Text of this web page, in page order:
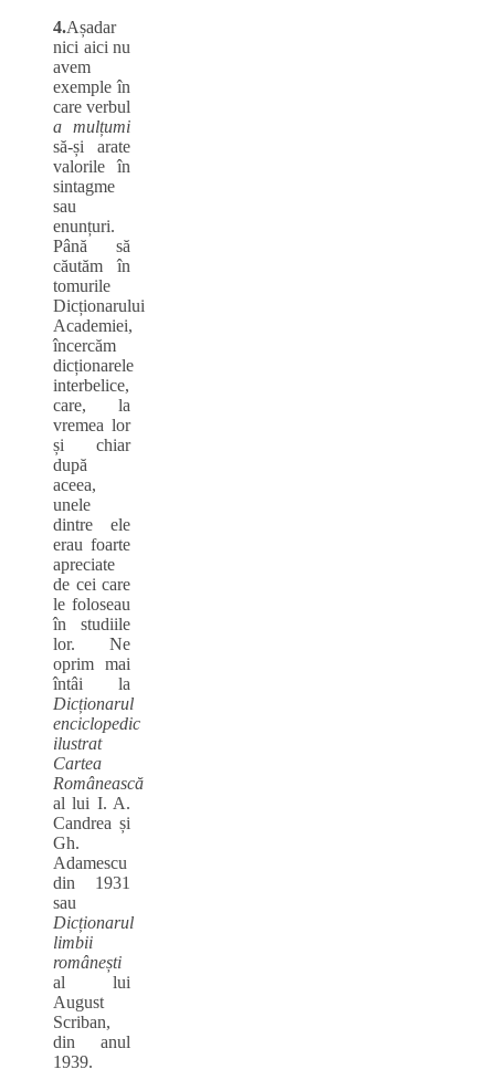
4.Așadar
nici aici nu
avem
exemple în
care verbul
a mulțumi
să-și arate
valorile în
sintagme
sau
enunțuri.
Până să
căutăm în
tomurile
Dicționarului
Academiei,
încercăm
dicționarele
interbelice,
care, la
vremea lor
și chiar
după
aceea,
unele
dintre ele
erau foarte
apreciate
de cei care
le foloseau
în studiile
lor. Ne
oprim mai
întâi la
Dicționarul
enciclopedic
ilustrat
Cartea
Românească
al lui I. A.
Candrea și
Gh.
Adamescu
din 1931
sau
Dicționarul
limbii
românești
al lui
August
Scriban,
din anul
1939.